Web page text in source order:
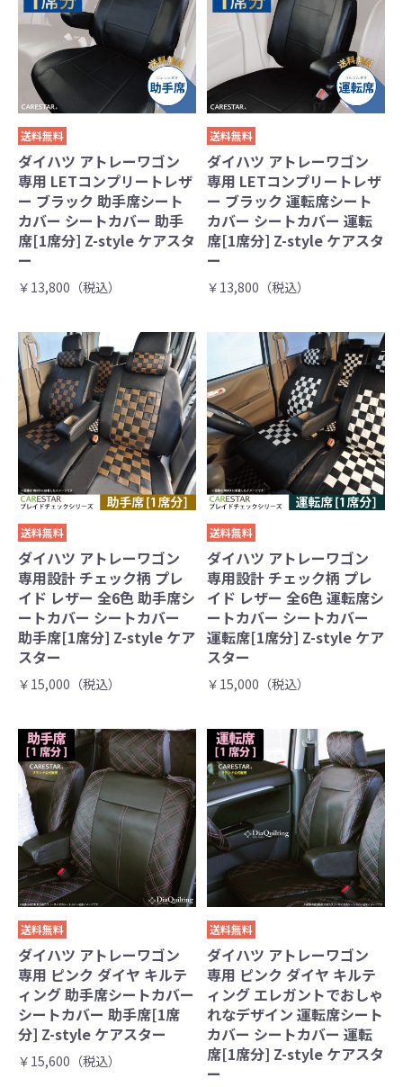
送料無料
ダイハツ アトレーワゴン
専用 LETコンプリートレザ
ー ブラック 助手席シート
カバー シートカバー 助手
席[1席分] Z-style ケアスタ
ー
￥13,800（税込）
送料無料
ダイハツ アトレーワゴン
専用 LETコンプリートレザ
ー ブラック 運転席シート
カバー シートカバー 運転
席[1席分] Z-style ケアスタ
ー
￥13,800（税込）
送料無料
ダイハツ アトレーワゴン
専用設計 チェック柄 プレ
イド レザー 全6色 助手席シ
ートカバー シートカバー
助手席[1席分] Z-style ケア
スター
￥15,000（税込）
送料無料
ダイハツ アトレーワゴン
専用設計 チェック柄 プレ
イド レザー 全6色 運転席シ
ートカバー シートカバー
運転席[1席分] Z-style ケア
スター
￥15,000（税込）
送料無料
ダイハツ アトレーワゴン
専用 ピンク ダイヤ キルテ
ィング 助手席シートカバー
シートカバー 助手席[1席
分] Z-style ケアスター
￥15,600（税込）
送料無料
ダイハツ アトレーワゴン
専用 ピンク ダイヤ キルテ
ィング エレガントでおしゃ
れなデザイン 運転席シート
カバー シートカバー 運転
席[1席分] Z-style ケアスタ
ー